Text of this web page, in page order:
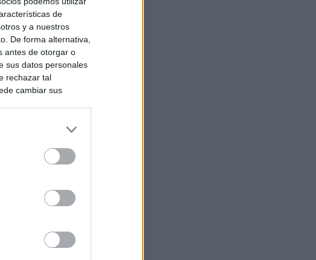
de
y a nuestros
De forma alternativa,
antes de otorgar o
sus datos personales
rechazar tal
cambiar sus